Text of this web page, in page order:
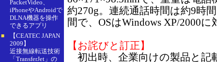
PacketVideo、
iPhoneやAndroidで
DLNA機器を操作
できるアプリ
■
【CEATEC JAPAN
2009】
近接無線転送技術
「TransferJet」の
約270g。連続通話時間は約9時
間で、OSはWindows XP/2000に
【お詫びと訂正】
初出時、企業向けの製品と記